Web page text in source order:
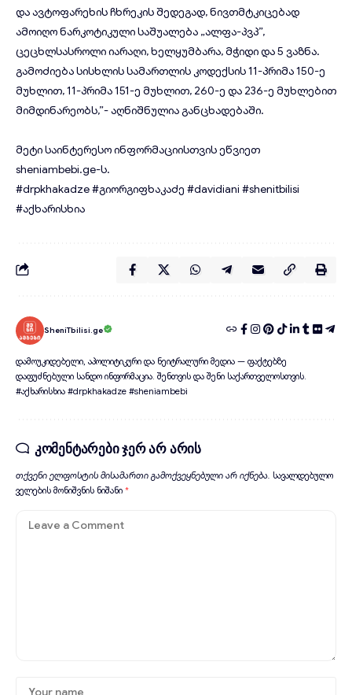
და ავტოფარეხის ჩხრეკის შედეგად, ნივთმტკიცებად
ამოიღო ნარკოტიკული საშუალება „ალფა-პვპ”,
ცეცხლსასროლი იარაღი, ხელყუმბარა, მჭიდი და 5 ვაზნა.
გამოძიება სისხლის სამართლის კოდექსის 11-პრიმა 150-ე
მუხლით, 11-პრიმა 151-ე მუხლით, 260-ე და 236-ე მუხლებით
მიმდინარეობს,”- აღნიშნულია განცხადებაში.
მეტი საინტერესო ინფორმაციისთვის ეწვიეთ
sheniambebi.ge-ს.
#drpkhakadze#გიორგიფხაკაძე #davidiani #shenitbilisi
#აქხარისხია
SheniTbilisi.ge
დამოუკიდებელი, აპოლიტიკური და ნეიტრალური მედია — ფაქტებზე
დაფუძნებული სანდო ინფორმაცია. შენთვის და შენი საქართველოსთვის.
#აქხარისხია #drpkhakadze #sheniambebi
კომენტარები ჯერ არ არის
თქვენი ელფოსტის მისამართი გამოქვეყნებული არ იქნება. სავალდებულო
ველების მონიშვნის ნიშანი *